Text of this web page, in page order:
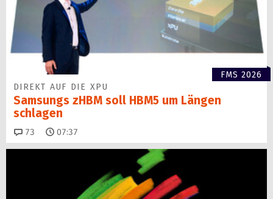
FMS 2026
DIREKT AUF DIE XPU
Samsungs zHBM soll HBM5 um Längen
schlagen
73 Kommentare
07:37